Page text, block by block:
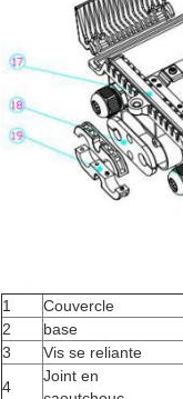
1 Couvercle
2
base
3
Vis se reliante
4
Joint en